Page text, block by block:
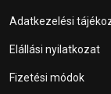
Adatkezelési
Elállási nyilatkozat
Fizetési módok